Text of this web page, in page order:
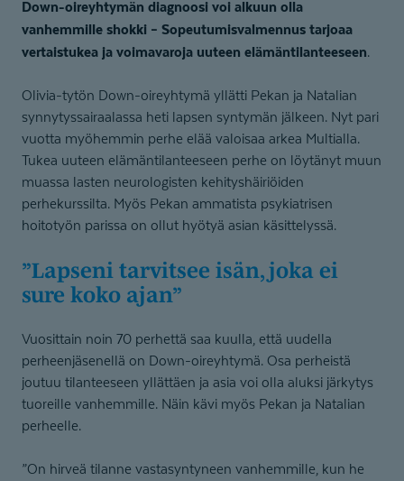
Down-oireyhtymän diagnoosi voi alkuun olla
vanhemmille shokki – Sopeutumisvalmennus tarjoaa
vertaistukea ja voimavaroja uuteen elämäntilanteeseen.
Olivia-tytön Down-oireyhtymä yllätti Pekan ja Natalian
synnytyssairaalassa heti lapsen syntymän jälkeen. Nyt pari
vuotta myöhemmin perhe elää valoisaa arkea Multialla.
Tukea uuteen elämäntilanteeseen perhe on löytänyt muun
muassa lasten neurologisten kehityshäiriöiden
perhekurssilta. Myös Pekan ammatista psykiatrisen
hoitotyön parissa on ollut hyötyä asian käsittelyssä.
”Lapseni tarvitsee isän, joka ei
sure koko ajan”
Vuosittain noin 70 perhettä saa kuulla, että uudella
perheenjäsenellä on Down-oireyhtymä. Osa perheistä
joutuu tilanteeseen yllättäen ja asia voi olla aluksi järkytys
tuoreille vanhemmille. Näin kävi myös Pekan ja Natalian
perheelle.
”On hirveä tilanne vastasyntyneen vanhemmille, kun he